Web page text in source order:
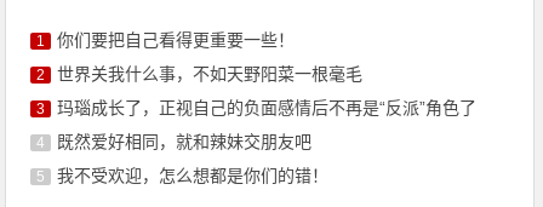
1 你们要把自己看得更重要一些！
2 世界关我什么事，不如天野阳菜一根毫毛
3 玛瑙成长了，正视自己的负面感情后不再是“反派”角色了
4 既然爱好相同，就和辣妹交朋友吧
5 我不受欢迎，怎么想都是你们的错！